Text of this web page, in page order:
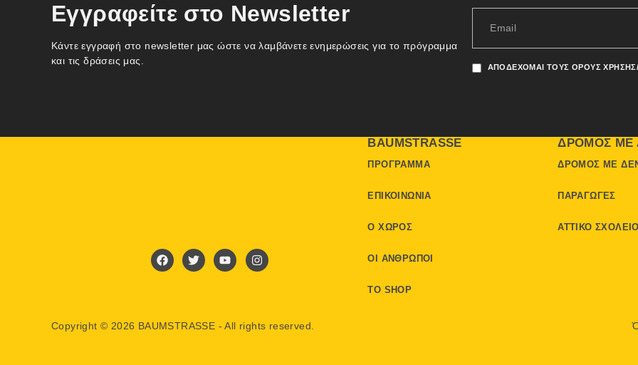
Εγγραφείτε στο Newsletter
Κάντε εγγραφή στο newsletter μας ώστε να λαμβάνετε ενημερώσεις για το πρόγραμμα
και τις δράσεις μας.
ΑΠΟΔΈΧΟΜΑΙ ΤΟΥΣ ΌΡΟΥΣ
BAUMSTRASSE
ΠΡΌΓΡΑΜΜΑ
ΕΠΙΚΟΙΝΩΝΊΑ
Ο ΧΏΡΟΣ
ΟΙ ΆΝΘΡΩΠΟΙ
ΤΟ SHOP
ΔΡΌΜΟΣ ΜΕ
ΔΡΌΜΟΣ ΜΕ
ΠΑΡΑΓΩΓΈΣ
ΑΤΤΙΚΌ ΣΧΟΛΕΊΟ
Copyright © 2026 BAUMSTRASSE - All rights reserved.